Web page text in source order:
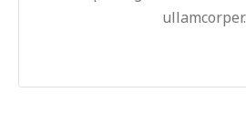
ullamcorper.